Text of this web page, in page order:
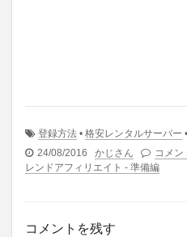
登録方法 • 格安レンタルサーバー •
24/08/2016
かじさん コメン
レンドアフィリエイト - 準備編
コメントを残す